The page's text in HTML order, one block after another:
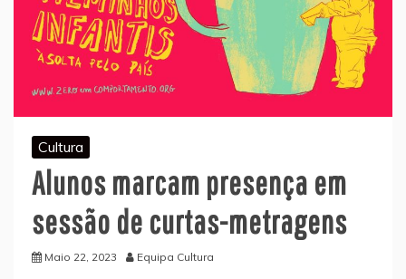
Cultura
Alunos marcam presença em
sessão de curtas-metragens
Maio 22, 2023 Equipa Cultura